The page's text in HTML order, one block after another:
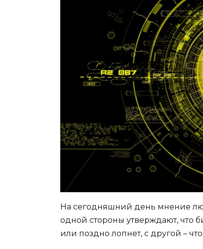
На сегодняшний день мнение
одной стороны утверждают, что
или поздно лопнет, с другой –